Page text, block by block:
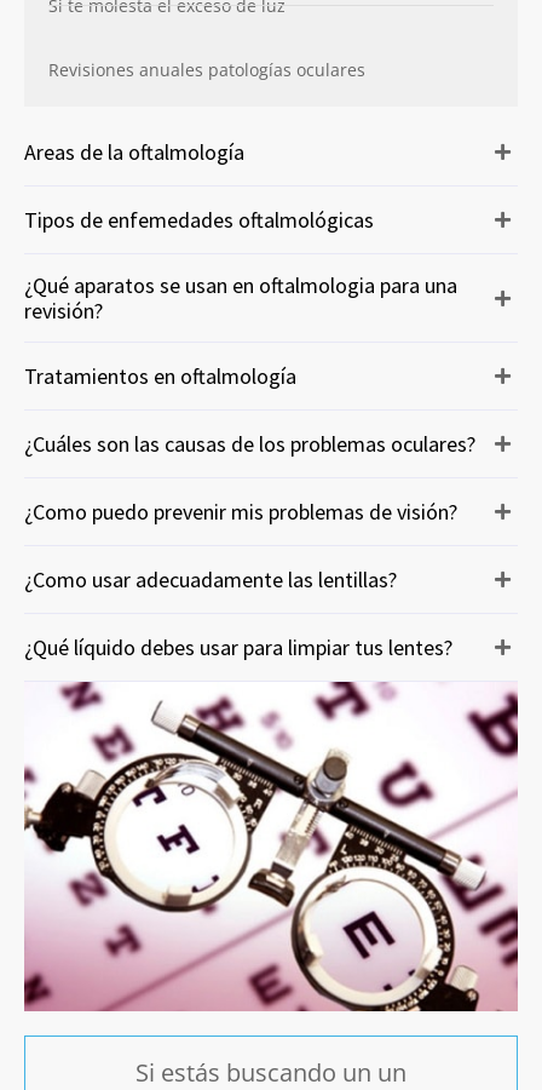
Si te molesta el exceso de luz
Revisiones anuales patologías oculares
Areas de la oftalmología
Tipos de enfemedades oftalmológicas
¿Qué aparatos se usan en oftalmologia para una
revisión?
Tratamientos en oftalmología
¿Cuáles son las causas de los problemas oculares?
¿Como puedo prevenir mis problemas de visión?
¿Como usar adecuadamente las lentillas?
¿Qué líquido debes usar para limpiar tus lentes?
Si estás buscando un un